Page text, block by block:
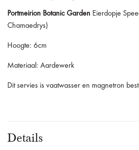
Portmeirion Botanic Garden Eierdopje
Chamaedrys)
Hoogte: 6cm
Materiaal: Aardewerk
Dit servies is vaatwasser en magnetron
Details